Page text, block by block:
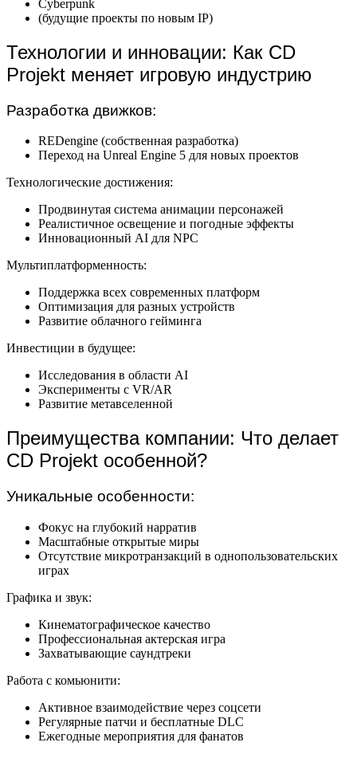
Cyberpunk
(будущие проекты по новым IP)
Технологии и инновации: Как CD
Projekt меняет игровую индустрию
Разработка движков:
REDengine (собственная разработка)
Переход на Unreal Engine 5 для новых проектов
Технологические достижения:
Продвинутая система анимации персонажей
Реалистичное освещение и погодные эффекты
Инновационный AI для NPC
Мультиплатформенность:
Поддержка всех современных платформ
Оптимизация для разных устройств
Развитие облачного гейминга
Инвестиции в будущее:
Исследования в области AI
Эксперименты с VR/AR
Развитие метавселенной
Преимущества компании: Что делает
CD Projekt особенной?
Уникальные особенности:
Фокус на глубокий нарратив
Масштабные открытые миры
Отсутствие микротранзакций в однопользовательских
играх
Графика и звук:
Кинематографическое качество
Профессиональная актерская игра
Захватывающие саундтреки
Работа с комьюнити:
Активное взаимодействие через соцсети
Регулярные патчи и бесплатные DLC
Ежегодные мероприятия для фанатов